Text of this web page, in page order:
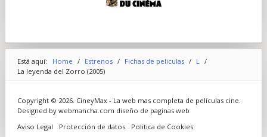
Está aquí: Home / Estrenos / Fichas de peliculas / L
/
La leyenda del Zorro (2005)
Copyright © 2026. CineyMax - La web mas completa de películas cine.
Designed by webmancha.com diseño de paginas web
Aviso Legal
Protección de datos Politica de Cookies